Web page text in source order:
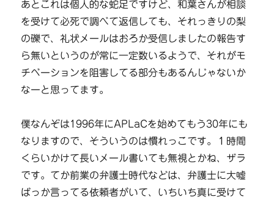
あとこれは個人的な蛇足ですけど、和葉さんが相談
を受けて必死で調べて返信しても、それっきりの梨
の礫で、礼状メールはおろか受信しましたの報告す
ら無いというのが常に一定数いるようで、それがモ
チベーションを阻害してる部分もあるんじゃないか
なーと思ってます。
僕なんぞは1996年にAPLaCを始めてもう30年にも
なりますので、そういうのは慣れっこです。１時間
くらいかけて長いメール書いても無視とかね、ザラ
です。てか前業の弁護士時代などは、弁護士に大嘘
ばっか言ってる依頼者がいて、いちいち真に受けて